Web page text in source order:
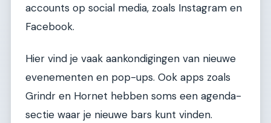
accounts op social media, zoals Instagram en
Facebook.
Hier vind je vaak aankondigingen van nieuwe
evenementen en pop-ups. Ook apps zoals
Grindr en Hornet hebben soms een agenda-
sectie waar je nieuwe bars kunt vinden.